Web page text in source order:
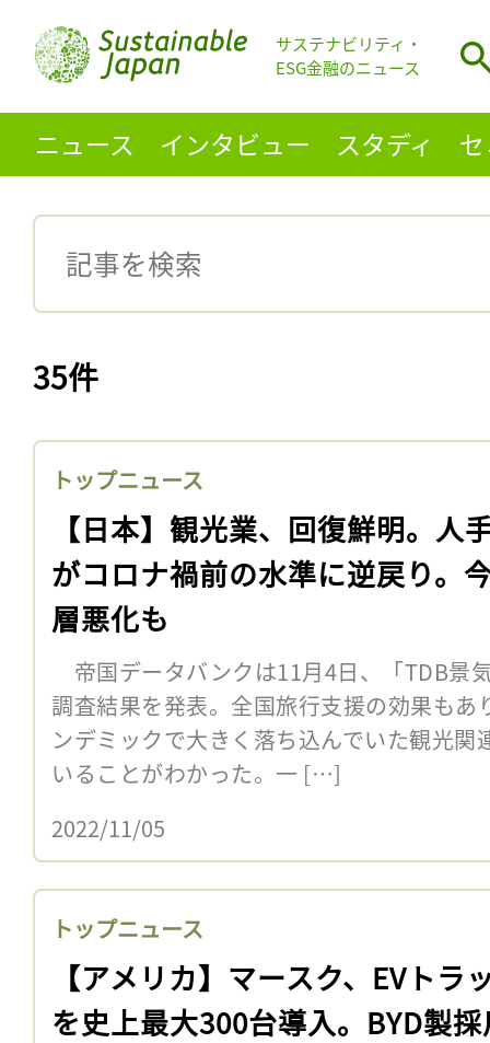
サステナビリティ・
ESG金融のニュース
ニュース インタビュー スタディ
35件
トップニュース
【日本】観光業、回復鮮明。人
がコロナ禍前の水準に逆戻り。
層悪化も
帝国データバンクは11月4日、「TDB景
調査結果を発表。全国旅行支援の効果もあ
ンデミックで大きく落ち込んでいた観光関
いることがわかった。一 […]
2022/11/05
トップニュース
【アメリカ】マースク、EVトラ
を史上最大300台導入。BYD製